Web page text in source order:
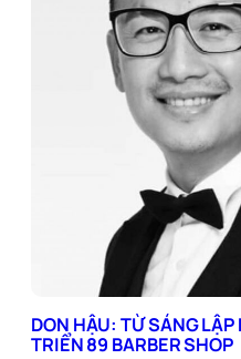
DON HẬU: TỪ SÁNG
TRIỂN 89 BARBER SHOP